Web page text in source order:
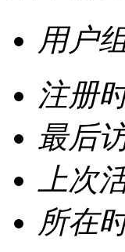
用户
注册
最后
上次
所在